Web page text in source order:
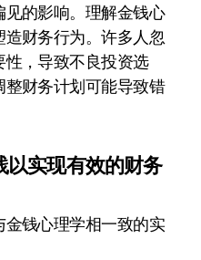
的影响。理解金钱心
财务行为。许多人忽
，导致不良投资选
财务计划可能导致错
以实现有效的财务
钱心理学相一致的实